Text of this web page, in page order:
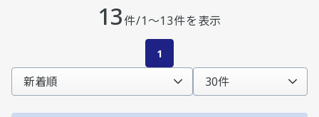
13件/1～13件を表示
1